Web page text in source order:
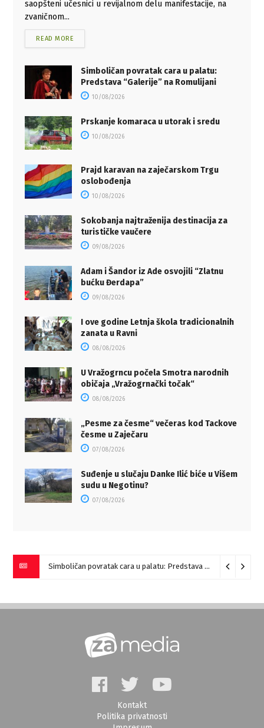
saopšteni učesnici u revijalnom delu manifestacije, na
zvaničnom...
READ MORE
Simboličan povratak cara u palatu:
Predstava “Galerije” na Romulijani
10/08/2026
Prskanje komaraca u utorak i sredu
10/08/2026
Prajd karavan na zaječarskom Trgu
oslobođenja
10/08/2026
Sokobanja najtraženija destinacija za
turističke vaučere
09/08/2026
Adam i Šandor iz Ade osvojili “Zlatnu
bućku Đerdapa”
09/08/2026
I ove godine Letnja škola tradicionalnih
zanata u Ravni
08/08/2026
U Vražogrncu počela Smotra narodnih
običaja „Vražogrnački točak“
08/08/2026
„Pesme za česme“ večeras kod Tackove
česme u Zaječaru
07/08/2026
Suđenje u slučaju Danke Ilić biće u Višem
sudu u Negotinu?
07/08/2026
Simboličan povratak cara u palatu: Predstava “Galerije” na Romulijani
Kontakt
Politika privatnosti